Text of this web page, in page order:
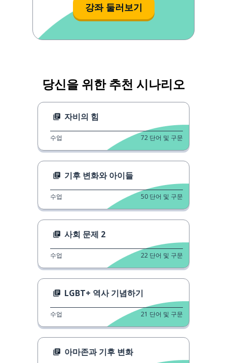
강좌 둘러보기
당신을 위한 추천 시나리오
자비의 힘
수업 72 단어 및 구문
기후 변화와 아이들
수업 50 단어 및 구문
사회 문제 2
수업 22 단어 및 구문
LGBT+ 역사 기념하기
수업 21 단어 및 구문
아마존과 기후 변화